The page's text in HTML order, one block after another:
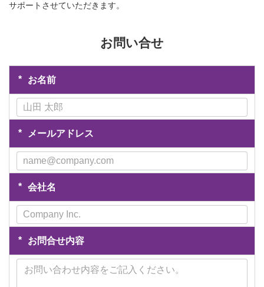
サポートさせていただきます。
お問い合せ
* お名前
* メールアドレス
* 会社名
* お問合せ内容